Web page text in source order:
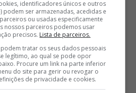
oficialmente como o novo
Milan, mas não esqueceu de
encarnado
identificadores únicos e outros
ser armazenadas, acedidas e
ou usadas especificamente
nossos parceiros podemos usar
precisos. Lista de parceiros.
tratar os seus dados pessoais
legítimo, ao qual se pode opor
Procure um link na parte inferior
do site para gerir ou revogar o
de privacidade e cookies.